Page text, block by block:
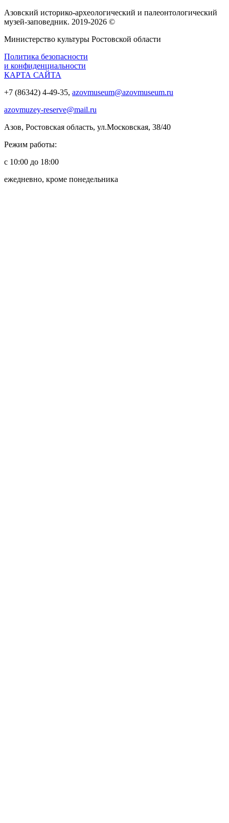
Азовский историко‑археологический и палеонтологический
музей‑заповедник. 2019-2026 ©
Министерство культуры Ростовской области
Политика безопасности
и конфиденциальности
КАРТА САЙТА
+7 (86342) 4-49-35, azovmuseum@azovmuseum.ru
azovmuzey-reserve@mail.ru
Азов, Ростовская область, ул.Московская, 38/40
Режим работы:
с 10:00 до 18:00
ежедневно, кроме понедельника